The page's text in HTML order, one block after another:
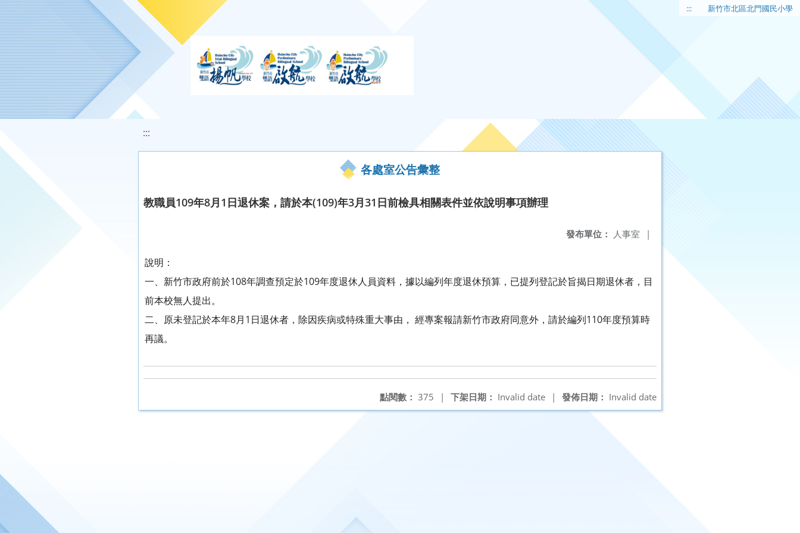
移至網頁之主要內容區位置 ::: 新竹市北區北門國民小學
:::
各處室公告彙整
教職員109年8月1日退休案，請於本(109)年3月31日前檢具相關表件並依說明事項辦理
發布單位： 人事室 |
說明：
一、新竹市政府前於108年調查預定於109年度退休人員資料，據以編列年度退休預算，已提列登記於旨揭日期退休者，目
前本校無人提出。
二、原未登記於本年8月1日退休者，除因疾病或特殊重大事由， 經專案報請新竹市政府同意外，請於編列110年度預算時
再議。
發佈日期： Invalid date
下架日期： Invalid date |
點閱數： 375 |